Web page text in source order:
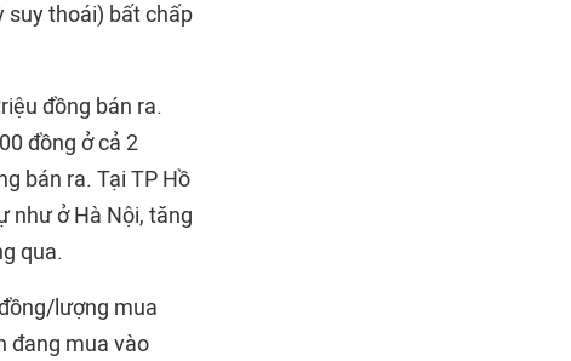
suy thoái) bất chấp
đồng bán ra.
đồng ở cả 2
bán ra. Tại TP Hồ
như ở Hà Nội, tăng
qua.
lượng mua
đang mua vào